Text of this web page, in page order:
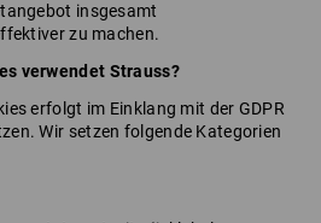
insgesamt
zu machen.
verwendet Strauss?
erfolgt im Einklang mit der GDPR
Wir setzen folgende Kategorien